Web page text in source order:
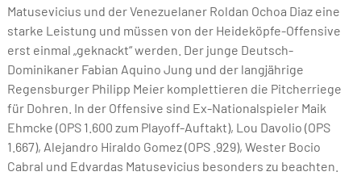
Matusevicius und der Venezuelaner Roldan Ochoa Diaz eine
starke Leistung und müssen von der Heideköpfe-Offensive
erst einmal „geknackt“ werden. Der junge Deutsch-
Dominikaner Fabian Aquino Jung und der langjährige
Regensburger Philipp Meier komplettieren die Pitcherriege
für Dohren. In der Offensive sind Ex-Nationalspieler Maik
Ehmcke (OPS 1.600 zum Playoff-Auftakt), Lou Davolio (OPS
1.667), Alejandro Hiraldo Gomez (OPS .929), Wester Bocio
Cabral und Edvardas Matusevicius besonders zu beachten.